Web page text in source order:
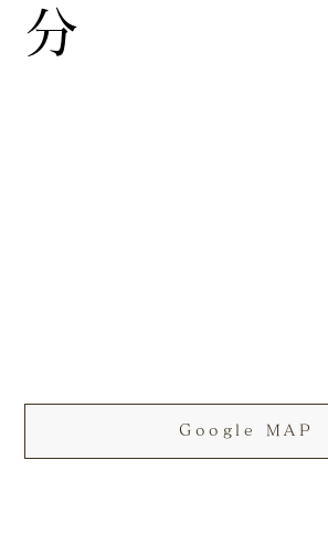
分
Google MAP